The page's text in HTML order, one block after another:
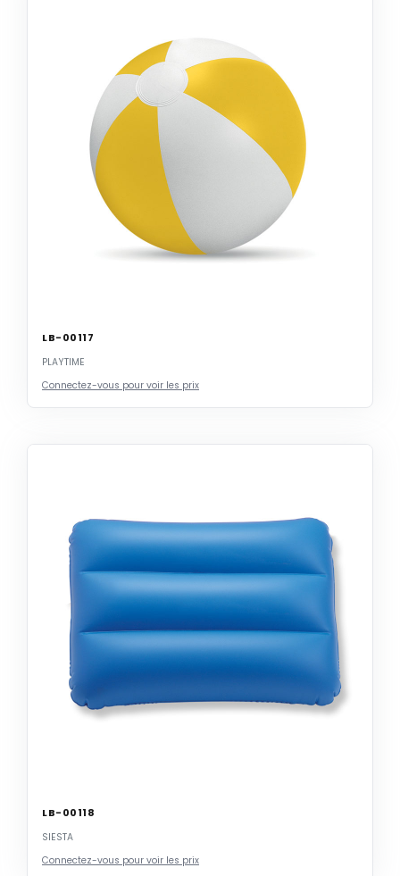
LB-00117
PLAYTIME
Connectez-vous pour voir les prix
LB-00118
SIESTA
Connectez-vous pour voir les prix